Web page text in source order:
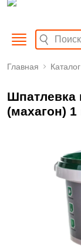
Главная Каталог
Шпатлевка
(махагон) 1